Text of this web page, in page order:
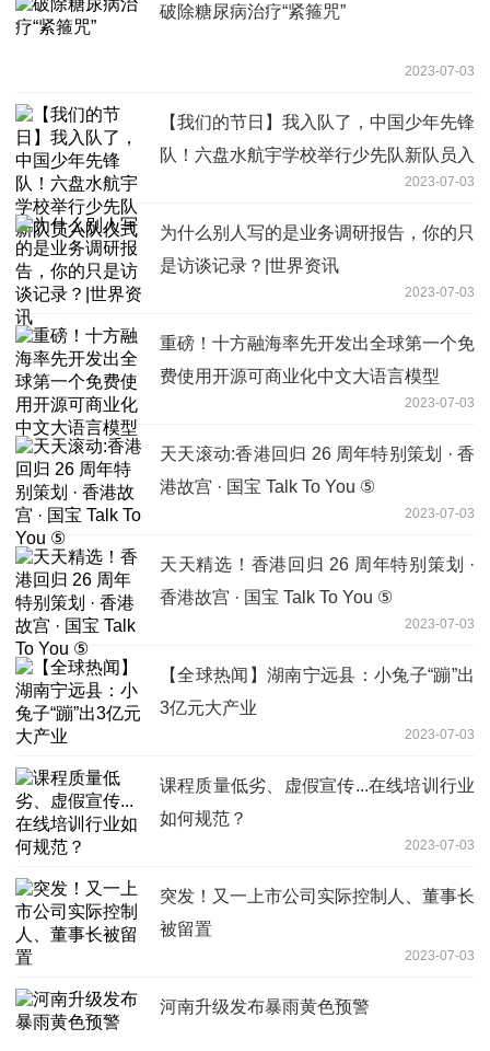
破除糖尿病治疗“紧箍咒”
2023-07-03
【我们的节日】我入队了，中国少年先锋
队！六盘水航宇学校举行少先队新队员入
2023-07-03
为什么别人写的是业务调研报告，你的只
是访谈记录？|世界资讯
2023-07-03
重磅！十方融海率先开发出全球第一个免
费使用开源可商业化中文大语言模型
2023-07-03
天天滚动:香港回归 26 周年特别策划 · 香
港故宫 · 国宝 Talk To You ⑤
2023-07-03
天天精选！香港回归 26 周年特别策划 ·
香港故宫 · 国宝 Talk To You ⑤
2023-07-03
【全球热闻】湖南宁远县：小兔子“蹦”出
3亿元大产业
2023-07-03
课程质量低劣、虚假宣传...在线培训行业
如何规范？
2023-07-03
突发！又一上市公司实际控制人、董事长
被留置
2023-07-03
河南升级发布暴雨黄色预警